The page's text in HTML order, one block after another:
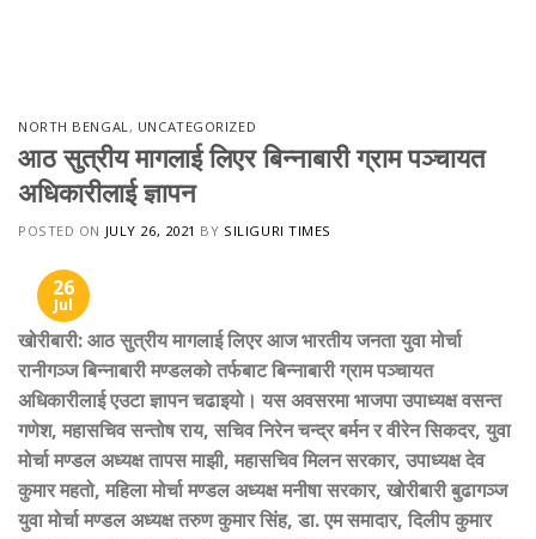
NORTH BENGAL, UNCATEGORIZED
आठ सुत्रीय मागलाई लिएर बिन्नाबारी ग्राम पञ्चायत
अधिकारीलाई ज्ञापन
POSTED ON JULY 26, 2021 BY SILIGURI TIMES
26
Jul
खोरीबारी:आठ सुत्रीय मागलाई लिएर आज भारतीय जनता युवा मोर्चा
रानीगञ्ज बिन्नाबारी मण्डलको तर्फबाट बिन्नाबारी ग्राम पञ्चायत
अधिकारीलाई एउटा ज्ञापन चढाइयो। यस अवसरमा भाजपा उपाध्यक्ष वसन्त
गणेश, महासचिव सन्तोष राय, सचिव निरेन चन्द्र बर्मन र वीरेन सिकदर, युवा
मोर्चा मण्डल अध्यक्ष तापस माझी, महासचिव मिलन सरकार, उपाध्यक्ष देव
कुमार महतो, महिला मोर्चा मण्डल अध्यक्ष मनीषा सरकार, खोरीबारी बुढागञ्ज
युवा मोर्चा मण्डल अध्यक्ष तरुण कुमार सिंह, डा. एम समादार, दिलीप कुमार